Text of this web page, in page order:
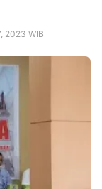
2023 WIB